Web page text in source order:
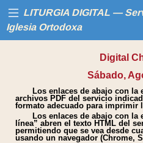
LITURGIA DIGITAL —
Iglesia Ortodoxa
Libros
Calendario
Digital
Sábado,
Los enlaces de abajo con la
archivos PDF del servicio
formato adecuado para imprimir
Los enlaces de abajo con la
línea” abren el texto HTML del
permitiendo que se vea desde
usando un navegador (Chrome,